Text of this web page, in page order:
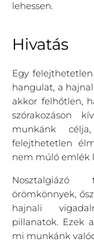
lehessen.
Hivatás
Egy
hangulat, a
akkor felhőtlen,
szórakozáson
munkánk
felejthetetlen
nem múló emlék
örömkönnyek,
hajnali
pillanatok. Ezek
mi munkánk